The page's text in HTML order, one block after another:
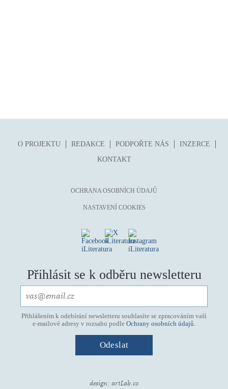
O PROJEKTU REDAKCE PODPOŘTE NÁS
INZERCE
KONTAKT
OCHRANA OSOBNÍCH ÚDAJŮ
NASTAVENÍ COOKIES
Přihlásit se k odběru newsletteru
Přihlášením k odebírání newsletteru souhlasíte se zpracováním vaší
e-mailové adresy v rozsahu podle Ochrany osobních údajů
design: artLab.cz